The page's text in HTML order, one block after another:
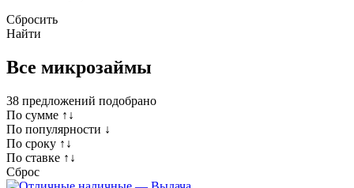
Сбросить
Найти
Все микрозаймы
38 предложений подобрано
По сумме ↑↓
По популярности ↓
По сроку ↑↓
По ставке ↑↓
Сброс